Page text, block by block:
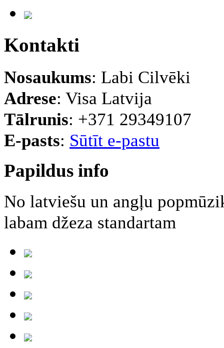
Kontakti
Nosaukums: Labi Cilvēki
Adrese: Visa Latvija
Tālrunis: +371 29349107
E-pasts: Sūtīt e-pastu
Papildus info
No latviešu un angļu
labam džeza standartam